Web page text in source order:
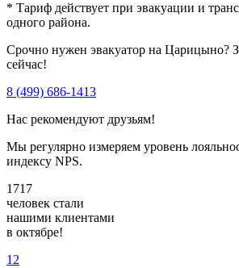
* Тариф действует при эвакуации и
одного района.
Срочно нужен эвакуатор на Царицыно?
сейчас!
8 (499) 686-1413
Нас рекомендуют друзьям!
Мы регулярно измеряем уровень
индексу NPS.
1717
человек стали
нашими клиентами
в октябре!
12